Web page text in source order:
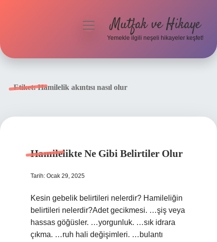
menüyüMutfak ve Hikaye
Yemekle ilgili neşeli hikayeler keşfet!
Etiket:Hamilelik akıntısı nasıl olur
Hamilelikte Ne Gibi Belirtiler Olur
Tarih: Ocak 29, 2025
Kesin gebelik belirtileri nelerdir? Hamileliğin
belirtileri nelerdir?Adet gecikmesi. …şiş veya
hassas göğüsler. …yorgunluk. …sık idrara
çıkma. …ruh hali değişimleri. …bulantı